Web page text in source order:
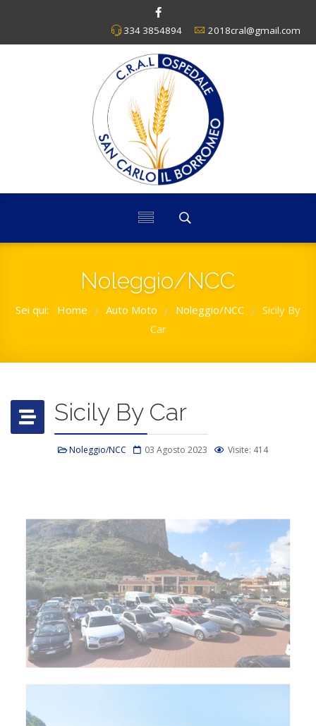
334 3854894 2018cral@gmail.com
Noleggio/NCC
Sei qui: Home / Auto Moto / Noleggio/NCC / Sicily By
Car
Sicily By Car
Noleggio/NCC 03 Agosto 2023 Visite: 414